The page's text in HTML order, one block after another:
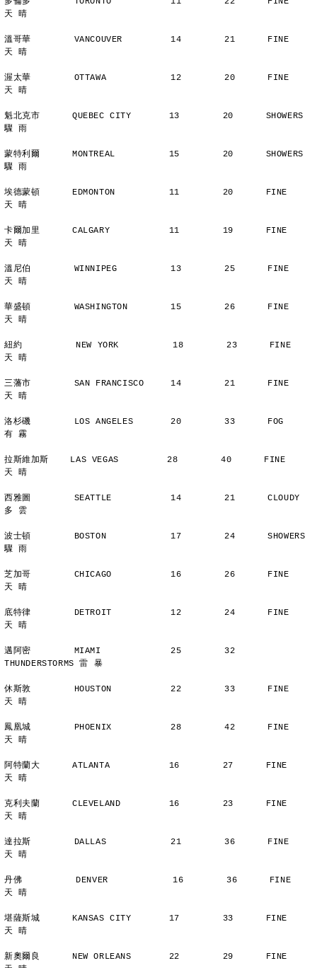
天 晴
溫哥華        VANCOUVER         14        21      FINE
天 晴
渥太華        OTTAWA            12        20      FINE
天 晴
魁北克市      QUEBEC CITY       13        20      SHOWERS
驟 雨
蒙特利爾      MONTREAL          15        20      SHOWERS
驟 雨
埃德蒙頓      EDMONTON          11        20      FINE
天 晴
卡爾加里      CALGARY           11        19      FINE
天 晴
溫尼伯        WINNIPEG          13        25      FINE
天 晴
華盛頓        WASHINGTON        15        26      FINE
天 晴
紐約          NEW YORK          18        23      FINE
天 晴
三藩市        SAN FRANCISCO     14        21      FINE
天 晴
洛杉磯        LOS ANGELES       20        33      FOG
有 霧
拉斯維加斯    LAS VEGAS         28        40      FINE
天 晴
西雅圖        SEATTLE           14        21      CLOUDY
多 雲
波士頓        BOSTON            17        24      SHOWERS
驟 雨
芝加哥        CHICAGO           16        26      FINE
天 晴
底特律        DETROIT           12        24      FINE
天 晴
邁阿密        MIAMI             25        32
THUNDERSTORMS 雷 暴
休斯敦        HOUSTON           22        33      FINE
天 晴
鳳凰城        PHOENIX           28        42      FINE
天 晴
阿特蘭大      ATLANTA           16        27      FINE
天 晴
克利夫蘭      CLEVELAND         16        23      FINE
天 晴
達拉斯        DALLAS            21        36      FINE
天 晴
丹佛          DENVER            16        36      FINE
天 晴
堪薩斯城      KANSAS CITY       17        33      FINE
天 晴
新奧爾良      NEW ORLEANS       22        29      FINE